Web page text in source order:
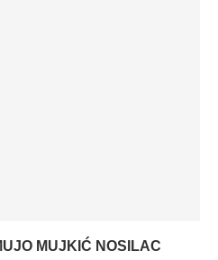
MUJKIĆ NOSILAC